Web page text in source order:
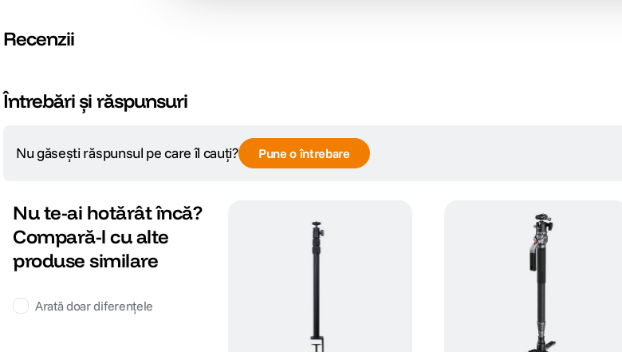
Recenzii
Întrebări și răspunsuri
Nu găsești răspunsul pe care îl cauți? Pune o întrebare
Nu te-ai hotărât încă?
Compară-l cu alte
produse similare
Arată doar diferențele